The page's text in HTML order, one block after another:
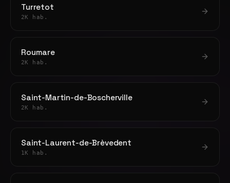
Turretot
2K hab.
Roumare
2K hab.
Saint-Martin-de-Boscherville
2K hab.
Saint-Laurent-de-Brèvedent
1K hab.